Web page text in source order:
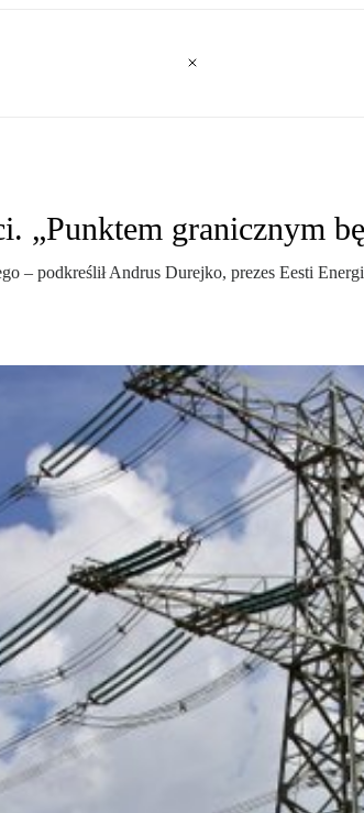
„Punktem granicznym
– podkreślił Andrus Durejko, prezes Eesti